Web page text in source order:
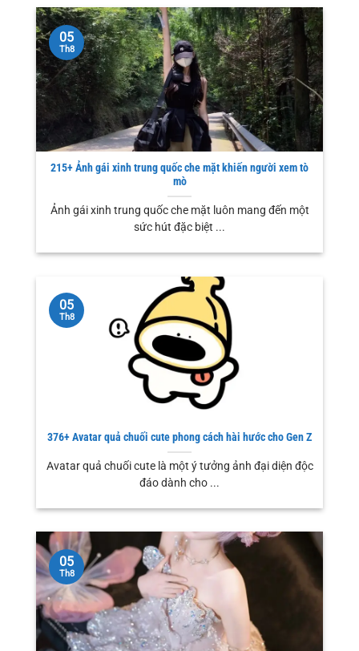
215+ Ảnh gái xinh trung quốc che mặt khiến người xem tò
mò
Ảnh gái xinh trung quốc che mặt luôn mang đến một
sức hút đặc biệt ...
05
Th8
376+ Avatar quả chuối cute phong cách hài hước cho Gen Z
Avatar quả chuối cute là một ý tưởng ảnh đại diện độc
đáo dành cho ...
05
Th8
05
Th8